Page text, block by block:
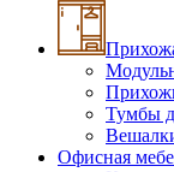
Тумбы
Офисная